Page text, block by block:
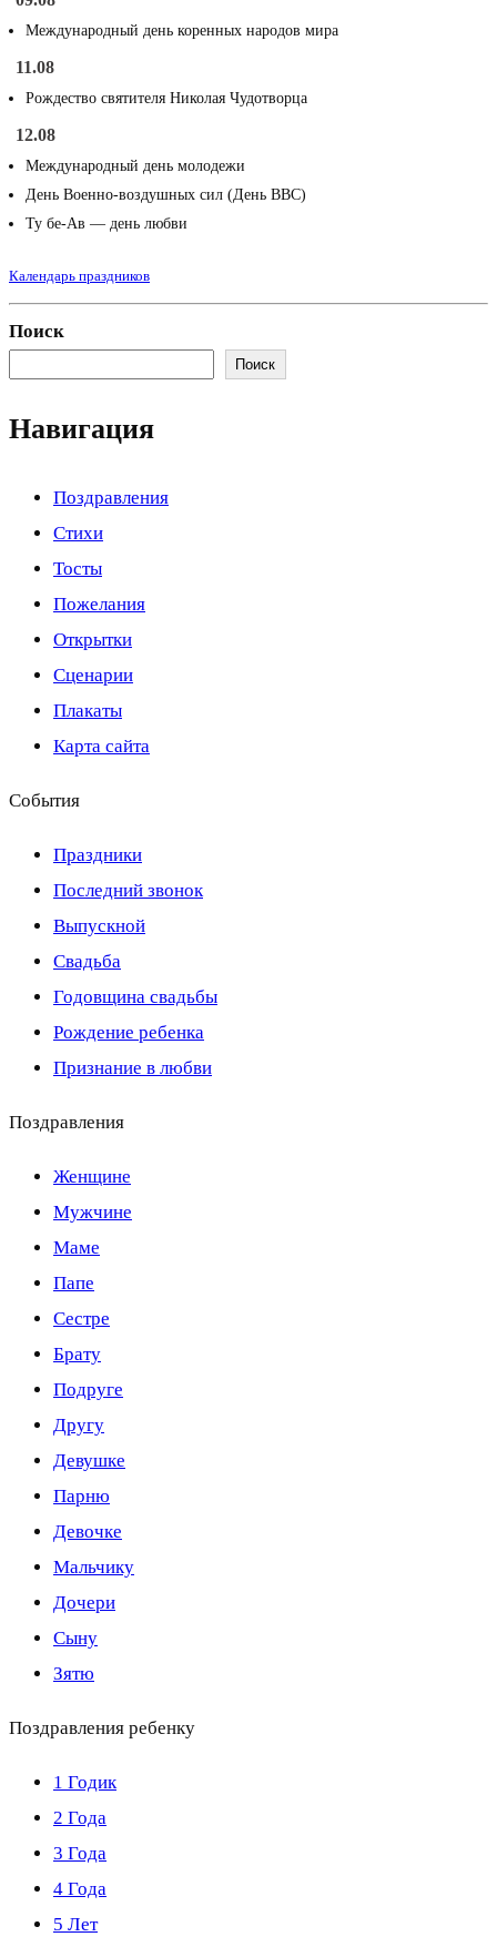
Международный день коренных народов мира
11.08
Рождество святителя Николая Чудотворца
12.08
Международный день молодежи
День Военно-воздушных сил (День ВВС)
Ту бе-Ав — день любви
Календарь праздников
Поиск
Поиск
Навигация
Поздравления
Стихи
Тосты
Пожелания
Открытки
Сценарии
Плакаты
Карта сайта
События
Праздники
Последний звонок
Выпускной
Свадьба
Годовщина свадьбы
Рождение ребенка
Признание в любви
Поздравления
Женщине
Мужчине
Маме
Папе
Сестре
Брату
Подруге
Другу
Девушке
Парню
Девочке
Мальчику
Дочери
Сыну
Зятю
Поздравления ребенку
1 Годик
2 Года
3 Года
4 Года
5 Лет